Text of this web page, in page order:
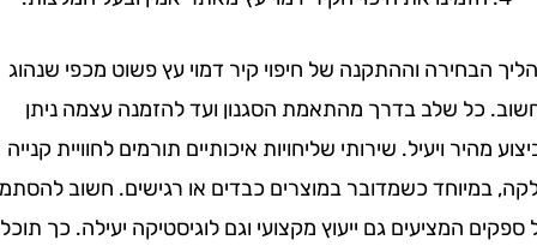
וההתקנה של חיפוי קיר דמוי עץ פשוט מכפי שנהוג
כל שלב בדרך מהתאמת הסגנון ועד להזמנה עצמה ניתן
ויעיל. שירותי שליחויות איכותיים תורמים לחוויית קנייה
כשמדובר במוצרים כבדים או רגישים. חשוב להסתמך
המציעים גם ייעוץ מקצועי וגם לוגיסטיקה יעילה. כך תוכלו